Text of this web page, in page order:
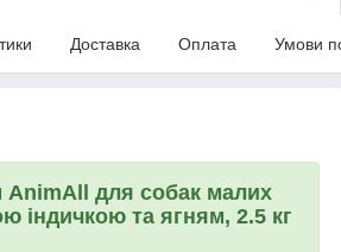
Доставка Оплата Умови
AnimAll для собак малих
індичкою та ягням, 2.5 кг